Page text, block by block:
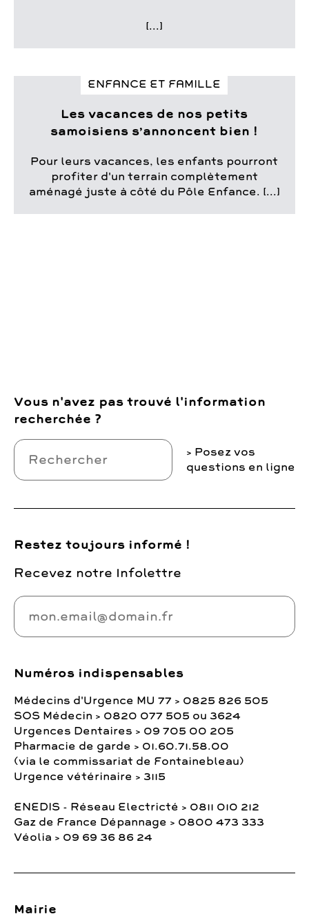
[...]
ENFANCE ET FAMILLE
Les vacances de nos petits
samoisiens s’annoncent bien !
Pour leurs vacances, les enfants pourront
profiter d'un terrain complètement
aménagé juste à côté du Pôle Enfance. [...]
Vous n'avez pas trouvé l'information
recherchée ?
Posez vos
questions en ligne
Restez toujours informé !
Recevez notre Infolettre
Numéros indispensables
Médecins d'Urgence MU 77 > 0825 826 505
SOS Médecin > 0820 077 505 ou 3624
Urgences Dentaires > 09 705 00 205
Pharmacie de garde > 01.60.71.58.00
(via le commissariat de Fontainebleau)
Urgence vétérinaire > 3115
ENEDIS - Réseau Electricté > 0811 010 212
Gaz de France Dépannage > 0800 473 333
Véolia > 09 69 36 86 24
Mairie